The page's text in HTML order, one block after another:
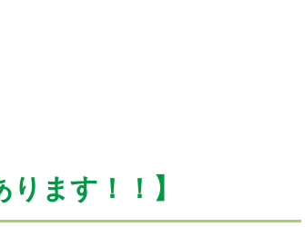
ます！！】